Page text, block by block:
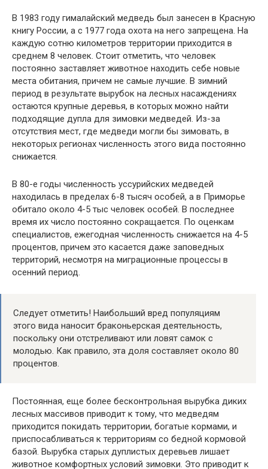
В 1983 году гималайский медведь был занесен в Красную
книгу России, а с 1977 года охота на него запрещена. На
каждую сотню километров территории приходится в
среднем 8 человек. Стоит отметить, что человек
постоянно заставляет животное находить себе новые
места обитания, причем не самые лучшие. В зимний
период в результате вырубок на лесных насаждениях
остаются крупные деревья, в которых можно найти
подходящие дупла для зимовки медведей. Из-за
отсутствия мест, где медведи могли бы зимовать, в
некоторых регионах численность этого вида постоянно
снижается.
В 80-е годы численность уссурийских медведей
находилась в пределах 6-8 тысяч особей, а в Приморье
обитало около 4-5 тыс человек особей. В последнее
время их число постоянно сокращается. По оценкам
специалистов, ежегодная численность снижается на 4-5
процентов, причем это касается даже заповедных
территорий, несмотря на миграционные процессы в
осенний период.
Следует отметить! Наибольший вред популяциям
этого вида наносит браконьерская деятельность,
поскольку они отстреливают или ловят самок с
молодью. Как правило, эта доля составляет около 80
процентов.
Постоянная, еще более бесконтрольная вырубка диких
лесных массивов приводит к тому, что медведям
приходится покидать территории, богатые кормами, и
приспосабливаться к территориям со бедной кормовой
базой. Вырубка старых дуплистых деревьев лишает
животное комфортных условий зимовки. Это приводит к